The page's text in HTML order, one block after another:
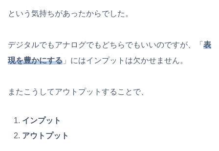
という気持ちがあったからでした。
デジタルでもアナログでもどちらでもいいのですが、「 表
現を豊かにする 」にはインプットは欠かせません。
またこうしてアウトプットすることで、
インプット
アウトプット